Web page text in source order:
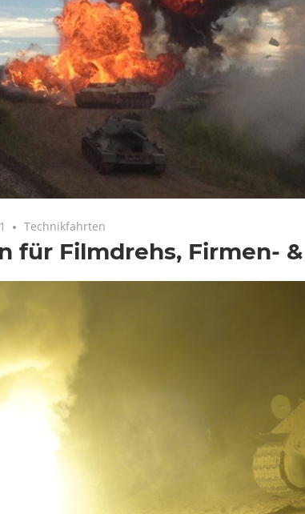
Technikfahrten
für Filmdrehs, Firmen-